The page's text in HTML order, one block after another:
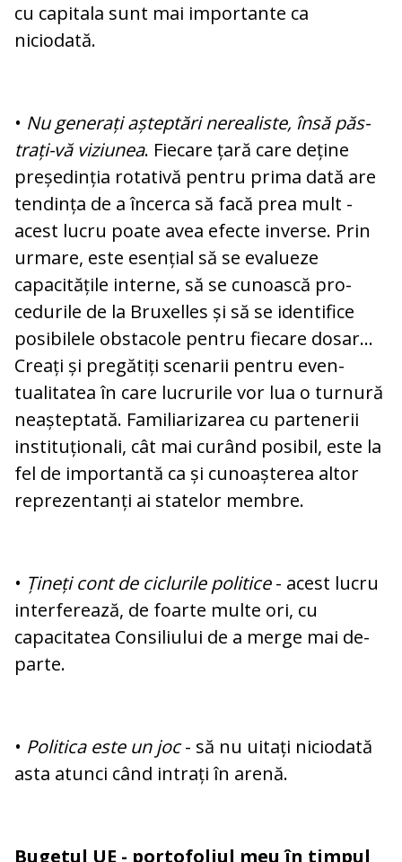
cu capitala sunt mai importante ca
niciodată.
• Nu generați așteptări nerealiste, însă păs­
trați-vă viziunea. Fiecare țară care de­ține
președinția rotativă pentru prima da­tă are
tendința de a încerca să facă prea mult -
acest lucru poate avea efecte in­verse. Prin
urmare, este esențial să se eva­lueze
capacitățile interne, să se cunoască pro­
cedurile de la Bruxelles și să se iden­ti­fi­ce
posibilele obstacole pentru fiecare do­sar...
Creați și pregătiți scenarii pentru even­
tualitatea în care lucrurile vor lua o tur­nură
neașteptată. Familiarizarea cu par­tenerii
instituționali, cât mai curând po­si­bil, este la
fel de importantă ca și cu­noaș­te­rea altor
reprezentanți ai statelor membre.
• Țineți cont de ciclurile politice- acest lucru
interferează, de foarte multe ori, cu
capacitatea Consiliului de a merge mai de­
parte.
• Politica este un joc- să nu uitați ni­ciodată
asta atunci când intrați în arenă.
Bugetul UE - portofoliul meu în timpul